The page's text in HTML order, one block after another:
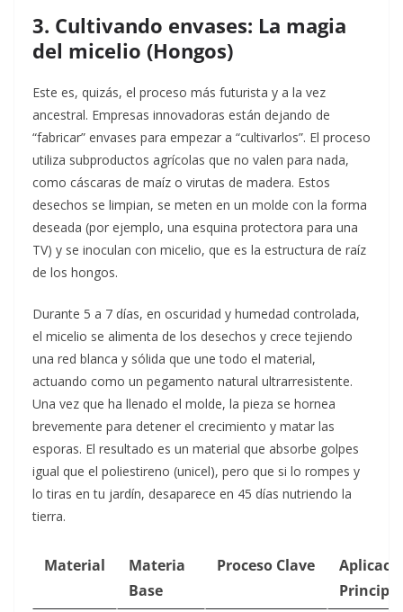
3. Cultivando envases: La magia
del micelio (Hongos)
Este es, quizás, el proceso más futurista y a la vez
ancestral. Empresas innovadoras están dejando de
“fabricar” envases para empezar a “cultivarlos”. El proceso
utiliza subproductos agrícolas que no valen para nada,
como cáscaras de maíz o virutas de madera. Estos
desechos se limpian, se meten en un molde con la forma
deseada (por ejemplo, una esquina protectora para una
TV) y se inoculan con micelio, que es la estructura de raíz
de los hongos.
Durante 5 a 7 días, en oscuridad y humedad controlada,
el micelio se alimenta de los desechos y crece tejiendo
una red blanca y sólida que une todo el material,
actuando como un pegamento natural ultrarresistente.
Una vez que ha llenado el molde, la pieza se hornea
brevemente para detener el crecimiento y matar las
esporas. El resultado es un material que absorbe golpes
igual que el poliestireno (unicel), pero que si lo rompes y
lo tiras en tu jardín, desaparece en 45 días nutriendo la
tierra.
Material
Materia
Base
Proceso Clave
Principal